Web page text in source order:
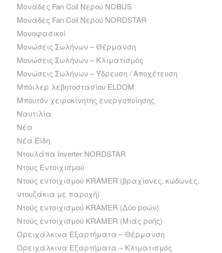
Μονάδες Fan Coil Νερού NOBUS
Μονάδες Fan Coil Νερού NORDSTAR
Μονοφασικοί
Μονώσεις Σωλήνων – Θέρμανση
Μονώσεις Σωλήνων – Κλιματισμός
Μονώσεις Σωλήνων – Ύδρευση / Αποχέτευση
Μπόιλερ λεβητοστασίου ELDOM
Μπουτόν χειροκίνητης ενεργοποίησης
Ναυτιλία
Νέα
Νέα Είδη
Ντουλάπα Inverter NORDSTAR
Ντους Εντοιχισμού
Ντούς εντοιχισμού KRAMER (βραχίονες, κώδωνες,
ντουζάκια με παροχή)
Ντούς εντοιχισμού KRAMER (Δύο ροών)
Ντούς εντοιχισμού KRAMER (Μιάς ροής)
Ορειχάλκινα Εξαρτήματα – Θέρμανση
Ορειχάλκινα Εξαρτήματα – Κλιματισμός